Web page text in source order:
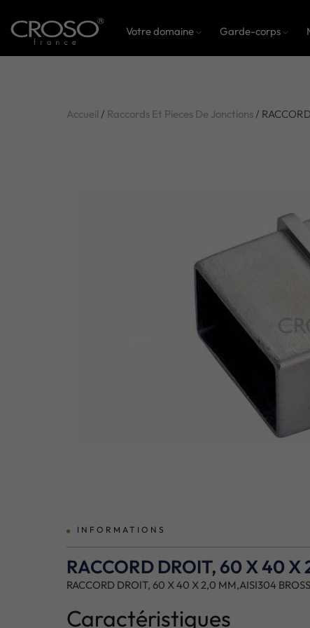
Votre domaine Garde-corps
Accueil / Raccords Et Pieces De Jonctions/
INFORMATIONS
RACCORD DROIT, 60 X 40
RACCORD DROIT, 60 X 40 X 2,0 MM,AISI304
Caractéristiques